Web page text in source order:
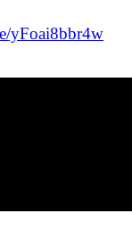
yFoai8bbr4w